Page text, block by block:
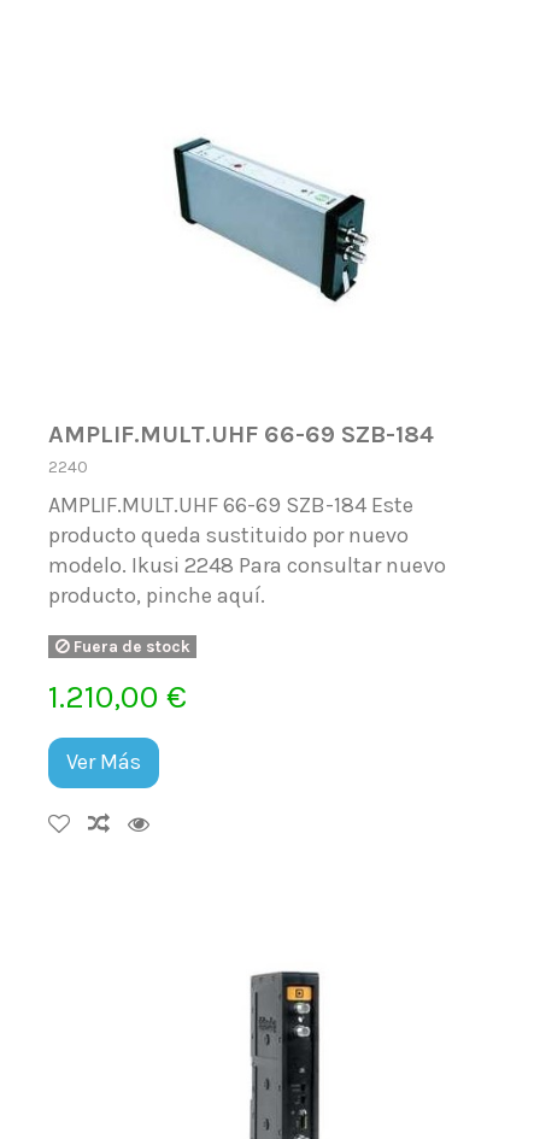
AMPLIF.MULT.UHF 66-69 SZB-184
2240
AMPLIF.MULT.UHF 66-69 SZB-184 Este
producto queda sustituido por nuevo
modelo. Ikusi 2248 Para consultar nuevo
producto, pinche aquí.
Fuera de stock
1.210,00 €
Ver Más